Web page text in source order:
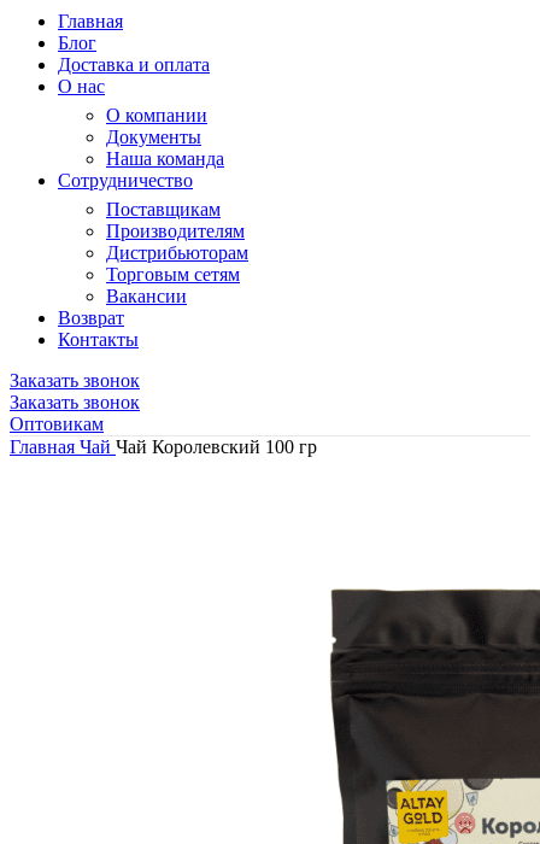
Главная
Блог
Доставка и оплата
О нас
О компании
Документы
Наша команда
Сотрудничество
Поставщикам
Производителям
Дистрибьюторам
Торговым сетям
Вакансии
Возврат
Контакты
Заказать звонок
Заказать звонок
Оптовикам
Главная Чай Чай Королевский 100 гр